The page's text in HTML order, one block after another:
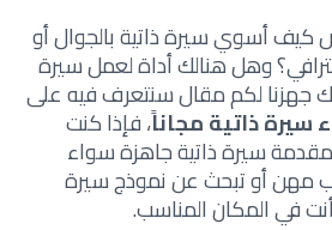
كيف أسوي سيرة ذاتية بالجوال أو
وهل هنالك أداة لعمل سيرة
جهزنا لكم مقال سنتعرف فيه على
ذاتية مجاناً، فإذا كنت
سيرة ذاتية جاهزة سواء
مهن أو تبحث عن نموذج سيرة
في المكان المناسب.